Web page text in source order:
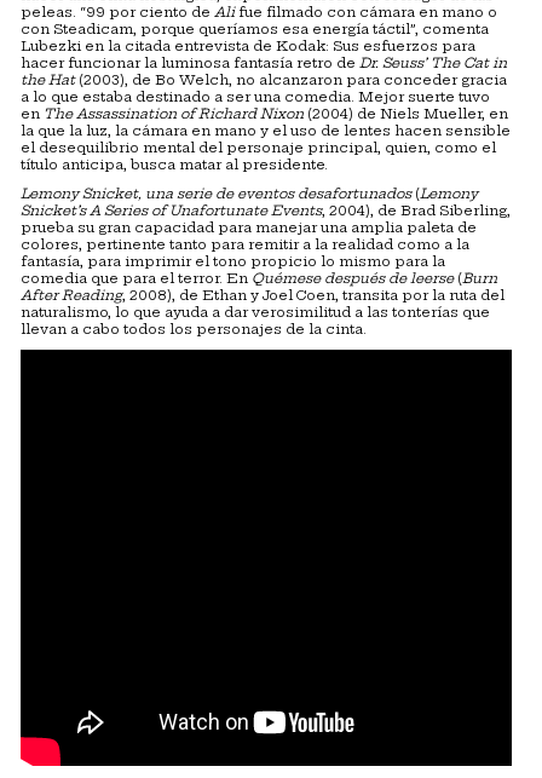
peleas. “99 por ciento de Alifue filmado con cámara en mano o
con Steadicam, porque queríamos esa energía táctil”, comenta
Lubezki en la citada entrevista de Kodak: Sus esfuerzos para
hacer funcionar la luminosa fantasía retro de Dr. Seuss’ The Cat in
the Hat(2003), de Bo Welch, no alcanzaron para conceder gracia
a lo que estaba destinado a ser una comedia. Mejor suerte tuvo
en The Assassination of Richard Nixon (2004) de Niels Mueller, en
la que la luz, la cámara en mano y el uso de lentes hacen sensible
el desequilibrio mental del personaje principal, quien, como el
título anticipa, busca matar al presidente.
Lemony Snicket, una serie de eventos desafortunados(Lemony
Snicket’s A Series of Unafortunate Events, 2004), de Brad Siberling,
prueba su gran capacidad para manejar una amplia paleta de
colores, pertinente tanto para remitir a la realidad como a la
fantasía, para imprimir el tono propicio lo mismo para la
comedia que para el terror. En Quémese después de leerse(Burn
After Reading, 2008), de Ethan y Joel Coen, transita por la ruta del
naturalismo, lo que ayuda a dar verosimilitud a las tonterías que
llevan a cabo todos los personajes de la cinta.